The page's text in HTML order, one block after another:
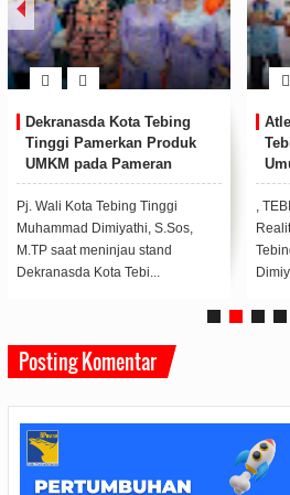
Dekranasda Kota Tebing
Tinggi Pamerkan Produk
UMKM pada Pameran
Inacraft 2023
Pj. Wali Kota Tebing Tinggi
Muhammad Dimiyathi, S.Sos,
M.TP saat meninjau stand
Dekranasda Kota Tebi...
Pj
,
Posting Komentar